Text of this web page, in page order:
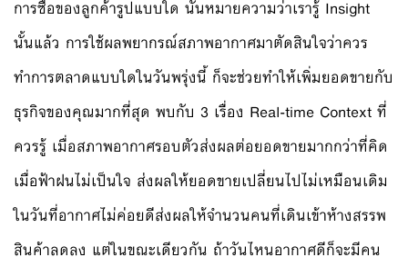
การซื้อของลูกค้ารูปแบบใด นั่นหมายความว่าเรารู้ Insight
นั้นแล้ว การใช้ผลพยากรณ์สภาพอากาศมาตัดสินใจว่าควร
ทำการตลาดแบบใดในวันพรุ่งนี้ ก็จะช่วยทำให้เพิ่มยอดขายกับ
ธุรกิจของคุณมากที่สุด พบกับ 3 เรื่อง Real-time Context ที่
ควรรู้ เมื่อสภาพอากาศรอบตัวส่งผลต่อยอดขายมากกว่าที่คิด
เมื่อฟ้าฝนไม่เป็นใจ ส่งผลให้ยอดขายเปลี่ยนไปไม่เหมือนเดิม
ในวันที่อากาศไม่ค่อยดีส่งผลให้จำนวนคนที่เดินเข้าห้างสรรพ
สินค้าลดลง แต่ในขณะเดียวกัน ถ้าวันไหนอากาศดีก็จะมีคน